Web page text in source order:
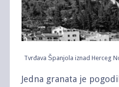
Tvrđava Španjola iznad Herceg
Jedna granata je